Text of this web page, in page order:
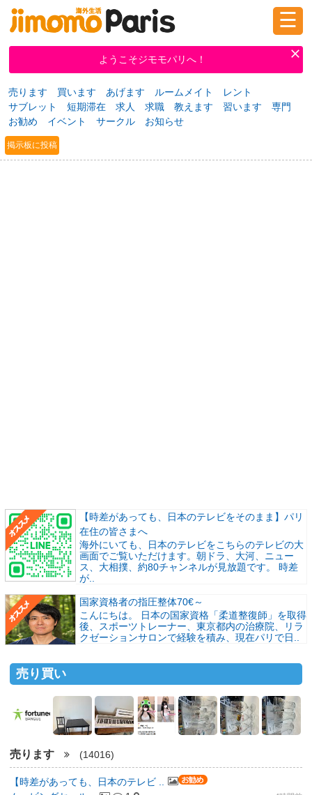
ログイン 新規登録
掲示板 タウン情報 教えて！
ニュース イベント 求人
☰
ようこそジモモパリへ！
売ります 買います あげます ルームメイト
レント
サブレット
短期滞在 求人 求職 教えます 習います
専門
お勧め
イベント サークル お知らせ
掲示板に投稿
【時差があっても、日本のテレビをそのまま】パリ
在住の皆さまへ
海外にいても、日本のテレビをこちらのテレビの大
画面でご覧いただけます。朝ドラ、大河、ニュー
ス、大相撲、約80チャンネルが見放題です。 時差
が..
国家資格者の指圧整体70€～
こんにちは。 日本の国家資格「柔道整復師」を取得
後、スポーツトレーナー、東京都内の治療院、リラ
クゼーションサロンで経験を積み、現在パリで日..
売り買い
売ります (14016)
【時差があっても、日本のテレビ ..